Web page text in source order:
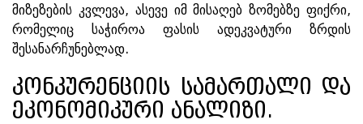
მიზეზების კვლევა, ასევე იმ მისაღებ ზომებზე ფიქრი,
რომელიც საჭიროა ფასის ადეკვატური ზრდის
შესანარჩუნებლად.
კონკურენციის სამართალი და
ეკონომიკური ანალიზი.